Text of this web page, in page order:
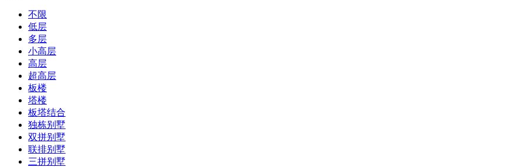
不限
低层
多层
小高层
高层
超高层
板楼
塔楼
板塔结合
独栋别墅
双拼别墅
联排别墅
三拼别墅